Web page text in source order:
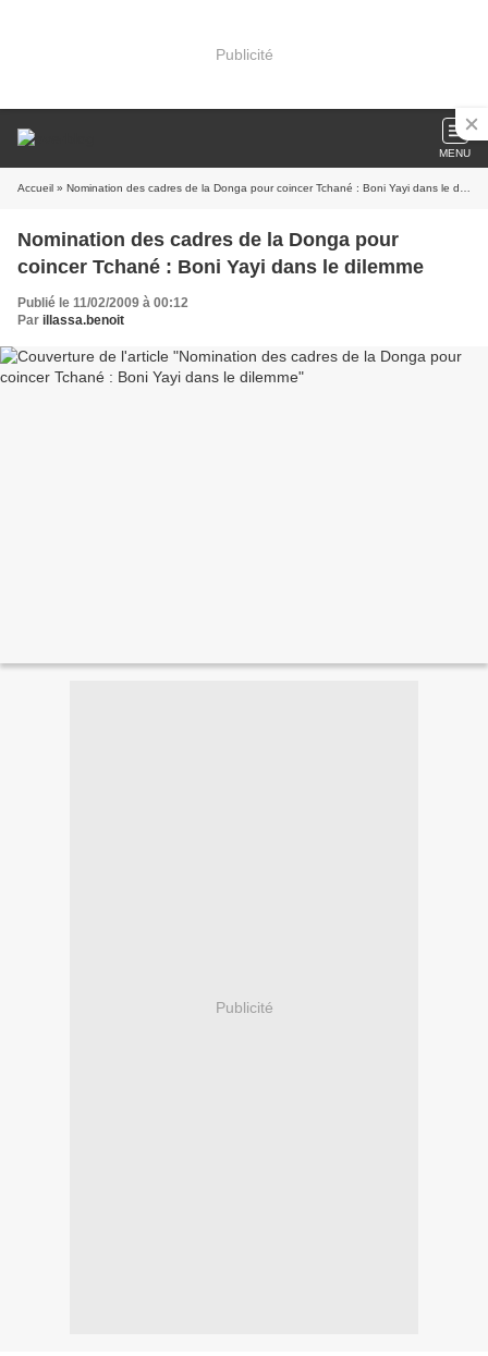
Publicité
MENU
Accueil » Nomination des cadres de la Donga pour coincer Tchané : Boni Yayi dans le dilemme
Nomination des cadres de la Donga pour
coincer Tchané : Boni Yayi dans le dilemme
Publié le 11/02/2009 à 00:12
Par illassa.benoit
Publicité